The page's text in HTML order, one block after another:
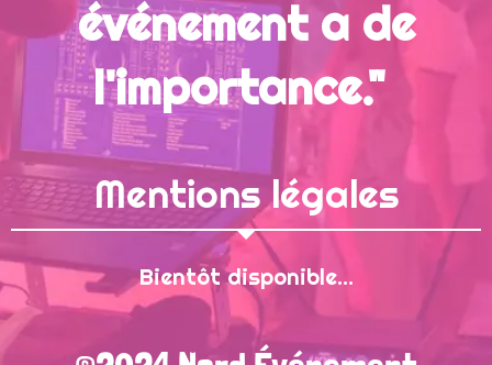
événement a de
l'importance."
Mentions légales
Bientôt disponible...